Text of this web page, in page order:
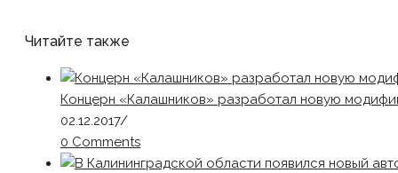
Читайте также
Концерн «Калашников» разработал новую
02.12.2017/
0 Comments